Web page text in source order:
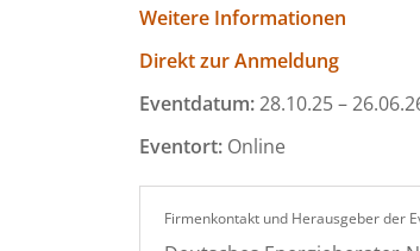
Weitere Informationen
Direkt zur Anmeldung
Eventdatum:28.10.25 –
Eventort: Online
Firmenkontakt und Herausgeber der